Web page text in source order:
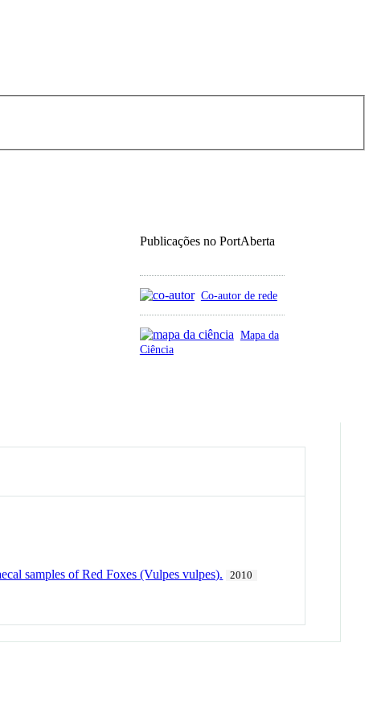
Publicações no PortAberta
Co-autor de rede
Mapa da
Ciência
samples of Red Foxes (Vulpes vulpes). 2010